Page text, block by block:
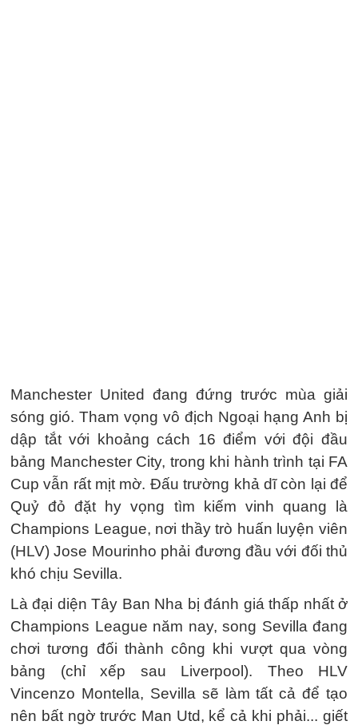
Manchester United đang đứng trước mùa giải
sóng gió. Tham vọng vô địch Ngoại hạng Anh bị
dập tắt với khoảng cách 16 điểm với đội đầu
bảng Manchester City, trong khi hành trình tại FA
Cup vẫn rất mịt mờ. Đấu trường khả dĩ còn lại để
Quỷ đỏ đặt hy vọng tìm kiếm vinh quang là
Champions League, nơi thầy trò huấn luyện viên
(HLV) Jose Mourinho phải đương đầu với đối thủ
khó chịu Sevilla.
Là đại diện Tây Ban Nha bị đánh giá thấp nhất ở
Champions League năm nay, song Sevilla đang
chơi tương đối thành công khi vượt qua vòng
bảng (chỉ xếp sau Liverpool). Theo HLV
Vincenzo Montella, Sevilla sẽ làm tất cả để tạo
nên bất ngờ trước Man Utd, kể cả khi phải... giết